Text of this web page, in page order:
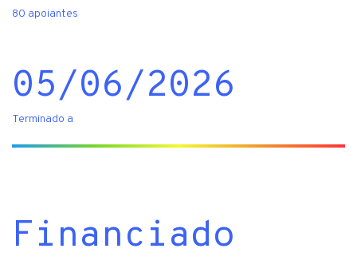
80 apoiantes
05/06/2026
Terminado a
Financiado